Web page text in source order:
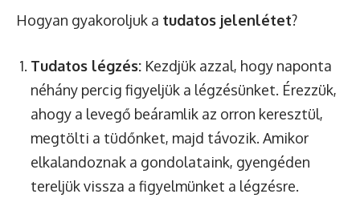
Hogyan gyakoroljuk a tudatos jelenlétet?
Tudatos légzés: Kezdjük azzal, hogy naponta
néhány percig figyeljük a légzésünket. Érezzük,
ahogy a levegő beáramlik az orron keresztül,
megtölti a tüdőnket, majd távozik. Amikor
elkalandoznak a gondolataink, gyengéden
tereljük vissza a figyelmünket a légzésre.